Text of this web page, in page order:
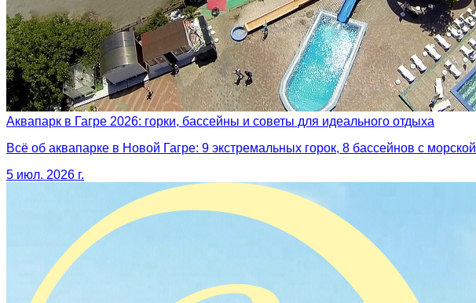
Аквапарк в Гагре 2026: горки, бассейны и советы для идеального отдыха
Всё об аквапарке в Новой Гагре: 9 экстремальных горок, 8 бассейнов с
5 июл. 2026 г.